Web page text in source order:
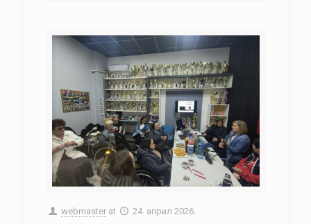
webmaster at 24. април 2026.